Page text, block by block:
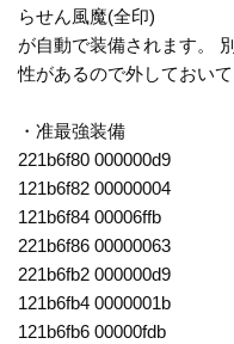
らせん風魔(全印)
が自動で装備されます。
性があるので外しておいて
・准最強装備
221b6f80 000000d9
121b6f82 00000004
121b6f84 00006ffb
221b6f86 00000063
221b6fb2 000000d9
121b6fb4 0000001b
121b6fb6 00000fdb